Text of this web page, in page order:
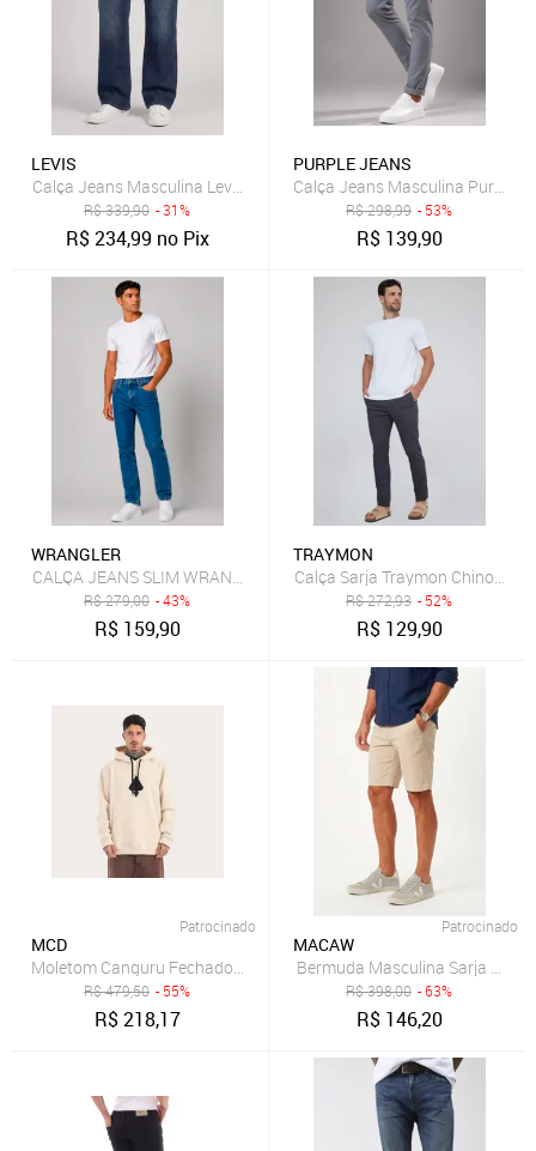
LEVIS
Calça Jeans Masculina Levis 511 Slim Fit Azul
R$339,90 - 31%
R$234,99 no Pix
PURPLE JEANS
Calça Jeans Masculina Purple
R$298,99 - 53%
R$ 139,90
WRANGLER
CALÇA JEANS SLIM WRANGLER RT OR JEANS
R$279,00 - 43%
R$ 159,90
TRAYMON
Calça Sarja Traymon Chino Slim
R$272,93 - 52%
R$ 129,90
Patrocinado
MCD
Moletom Canguru Fechado Logo
R$479,50 - 55%
R$218,17
Patrocinado
MACAW
R$398,00 - 63%
R$ 146,20